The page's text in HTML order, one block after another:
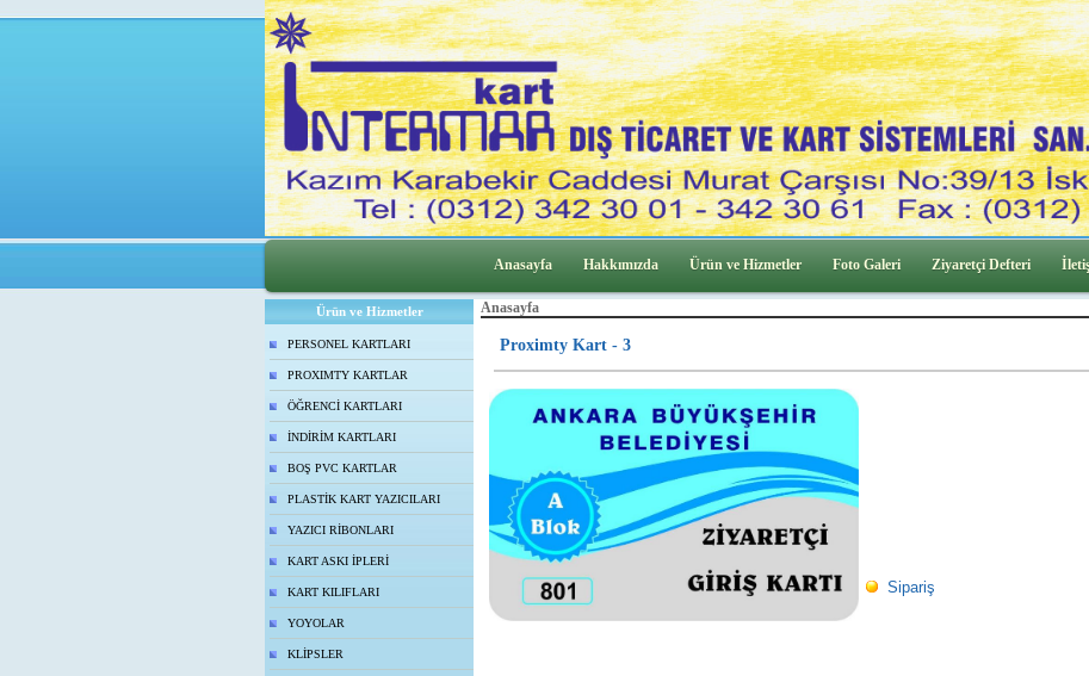
Anasayfa Hakkımızda Ürün ve Hizmetler Foto Galeri Ziyaretçi Defteri
Ürün ve Hizmetler
PERSONEL KARTLARI
PROXIMTY KARTLAR
ÖĞRENCİ KARTLARI
İNDİRİM KARTLARI
BOŞ PVC KARTLAR
PLASTİK KART YAZICILARI
YAZICI RİBONLARI
KART ASKI İPLERİ
KART KILIFLARI
YOYOLAR
KLİPSLER
Anasayfa
Proximty Kart - 3
Sipariş